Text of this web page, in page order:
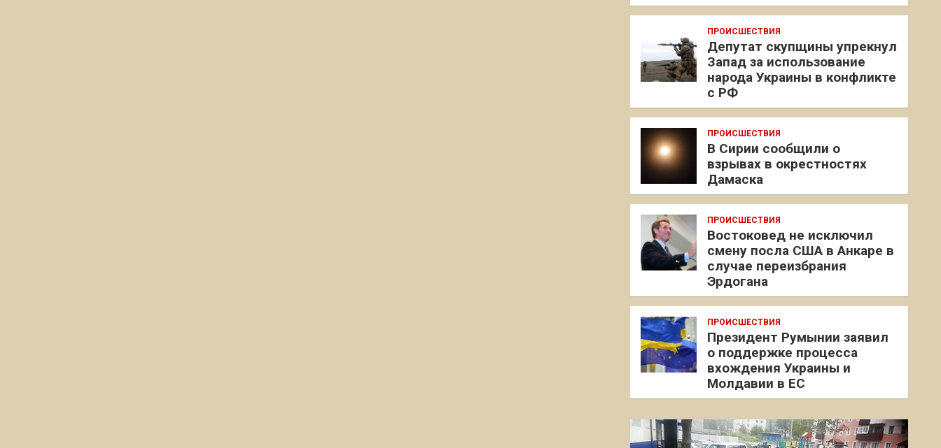
ПРОИСШЕСТВИЯ
Депутат скупщины упрекнул
Запад за использование
народа Украины в конфликте
с РФ
ПРОИСШЕСТВИЯ
В Сирии сообщили о
взрывах в окрестностях
Дамаска
ПРОИСШЕСТВИЯ
Востоковед не исключил
смену посла США в Анкаре в
случае переизбрания
Эрдогана
ПРОИСШЕСТВИЯ
Президент Румынии заявил
о поддержке процесса
вхождения Украины и
Молдавии в ЕС